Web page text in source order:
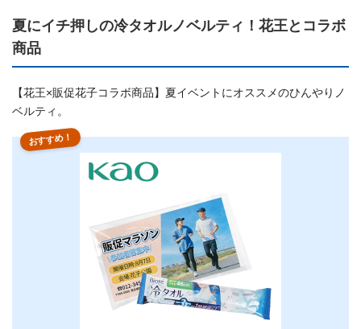
夏にイチ押しの冷タオルノベルティ！花王とコラボ
商品
【花王×販促花子コラボ商品】夏イベントにオススメのひんやりノ
ベルティ。